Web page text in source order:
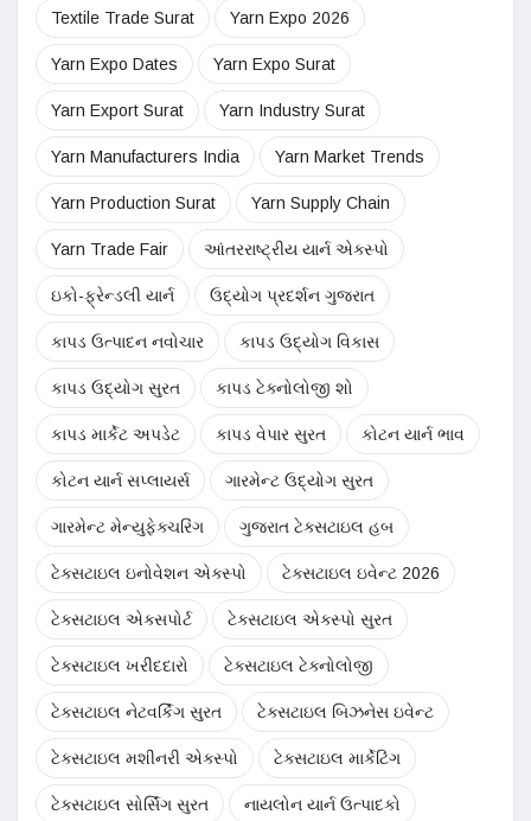
Textile Trade Surat Yarn Expo 2026
Yarn Expo Dates Yarn Expo Surat
Yarn Export Surat Yarn Industry Surat
Yarn Manufacturers India Yarn Market Trends
Yarn Production Surat Yarn Supply Chain
Yarn Trade Fair આંતરરાષ્ટ્રીય યાર્ન એક્સ્પો
ઇકો-ફ્રેન્ડલી યાર્ન ઉદ્યોગ પ્રદર્શન ગુજરાત
કાપડ ઉત્પાદન નવોચાર કાપડ ઉદ્યોગ વિકાસ
કાપડ ઉદ્યોગ સુરત કાપડ ટેક્નોલોજી શો
કાપડ માર્કેટ અપડેટ કાપડ વેપાર સુરત કોટન યાર્ન ભાવ
કોટન યાર્ન સપ્લાયર્સ ગારમેન્ટ ઉદ્યોગ સુરત
ગારમેન્ટ મેન્યુફેક્ચરિંગ ગુજરાત ટેક્સટાઇલ હબ
ટેક્સટાઇલ ઇનોવેશન એક્સ્પો ટેક્સટાઇલ ઇવેન્ટ 2026
ટેક્સટાઇલ એક્સપોર્ટ ટેક્સટાઇલ એક્સ્પો સુરત
ટેક્સટાઇલ ખરીદદારો ટેક્સટાઇલ ટેક્નોલોજી
ટેક્સટાઇલ નેટવર્કિંગ સુરત ટેક્સટાઇલ બિઝનેસ ઇવેન્ટ
ટેક્સટાઇલ મશીનરી એક્સ્પો ટેક્સટાઇલ માર્કેટિંગ
ટેક્સટાઇલ સોર્સિંગ સુરત નાયલોન યાર્ન ઉત્પાદકો